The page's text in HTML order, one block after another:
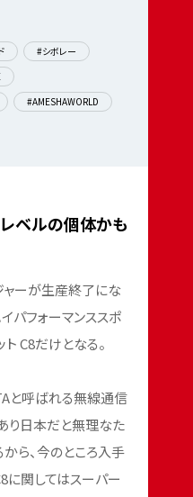
#シボレー
#AMESHAWORLD
ベルの個体かも
ャーが生産終了にな
パフォーマンススポ
C8だけとなる。
と呼ばれる無線通信
り日本だと無理なた
ら、今のところ入手
に関してはスーパー